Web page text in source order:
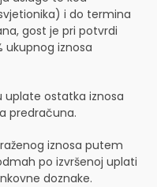
i do termina
gost je pri potvrdi
ukupnog iznosa
uplate ostatka iznosa
predračuna.
iznosa putem
po izvršenoj uplati
doznake.